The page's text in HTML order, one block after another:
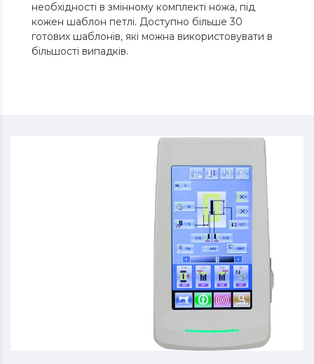
необхідності в змінному комплекті ножа, під
кожен шаблон петлі. Доступно більше 30
готових шаблонів, які можна використовувати в
більшості випадків.